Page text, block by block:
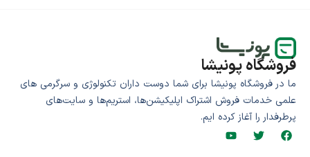
فروشگاه پونیشا
ما در فروشگاه پونیشا برای شما دوست داران تکنولوژی و سرگرمی های
علمی خدمات فروش اشتراک اپلیکیشن‌ها، استریم‌ها و سایت‌های
پرطرفدار را آغاز کرده ایم.